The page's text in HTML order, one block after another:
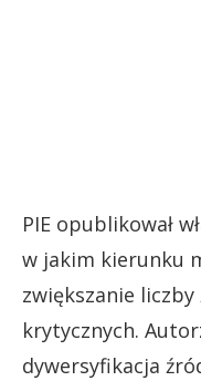
PIE opublikował
w jakim kierunku
zwiększanie
krytycznych.
dywersyfikacja